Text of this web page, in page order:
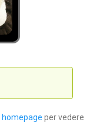
homepage per vedere